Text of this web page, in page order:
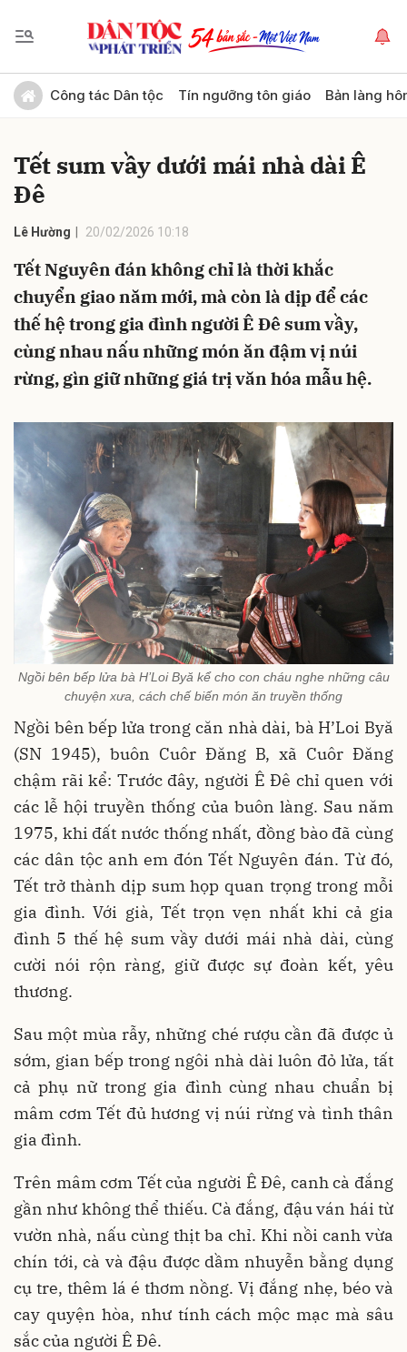
Công tác Dân tộc Tín ngưỡng tôn giáo Bản làng
Tết sum vầy dưới mái nhà dài Ê
Đê
Lê Hường 20/02/2026 10:18
Tết Nguyên đán không chỉ là thời khắc
chuyển giao năm mới, mà còn là dịp để các
thế hệ trong gia đình người Ê Đê sum vầy,
cùng nhau nấu những món ăn đậm vị núi
rừng, gìn giữ những giá trị văn hóa mẫu hệ.
Ngồi bên bếp lửa bà H’Loi Byă kể cho con cháu nghe những câu
chuyện xưa, cách chế biến món ăn truyền thống
Ngồi bên bếp lửa trong căn nhà dài, bà H’Loi Byă
(SN 1945), buôn Cuôr Đăng B, xã Cuôr Đăng
chậm rãi kể: Trước đây, người Ê Đê chỉ quen với
các lễ hội truyền thống của buôn làng. Sau năm
1975, khi đất nước thống nhất, đồng bào đã cùng
các dân tộc anh em đón Tết Nguyên đán. Từ đó,
Tết trở thành dịp sum họp quan trọng trong mỗi
gia đình. Với già, Tết trọn vẹn nhất khi cả gia
đình 5 thế hệ sum vầy dưới mái nhà dài, cùng
cười nói rộn ràng, giữ được sự đoàn kết, yêu
thương.
Sau một mùa rẫy, những ché rượu cần đã được ủ
sớm, gian bếp trong ngôi nhà dài luôn đỏ lửa, tất
cả phụ nữ trong gia đình cùng nhau chuẩn bị
mâm cơm Tết đủ hương vị núi rừng và tình thân
gia đình.
Trên mâm cơm Tết của người Ê Đê, canh cà đắng
gần như không thể thiếu. Cà đắng, đậu ván hái từ
vườn nhà, nấu cùng thịt ba chỉ. Khi nồi canh vừa
chín tới, cà và đậu được dầm nhuyễn bằng dụng
cụ tre, thêm lá é thơm nồng. Vị đắng nhẹ, béo và
cay quyện hòa, như tính cách mộc mạc mà sâu
sắc của người Ê Đê.
Gửi bình luận
Hủy